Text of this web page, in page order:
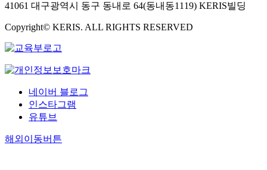
41061 대구광역시 동구 동내로 64(동내동1119) KERIS빌딩
Copyright© KERIS. ALL RIGHTS RESERVED
네이버 블로그
인스타그램
유튜브
해외이동버튼